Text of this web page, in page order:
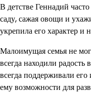
В детстве Геннадий
саду, сажая овощи и
укрепила его характер и
Малоимущая семья не
всегда находили
всегда поддерживали
ему возможности для